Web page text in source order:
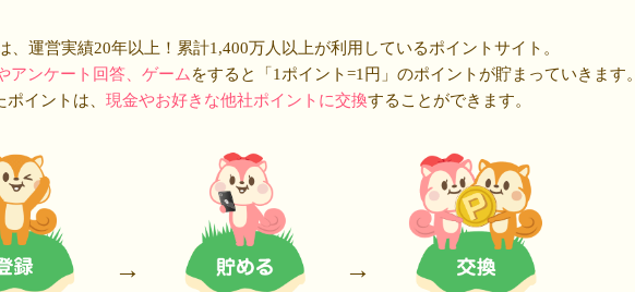
、運営実績20年以上！累計1,400万人 以上が利用しているポイントサイト。
アンケート回答、ゲーム をすると「1ポイント=1円」のポイントが貯まっていきます。
ポイントは、 現金やお好きな他社ポイントに交換することができます。